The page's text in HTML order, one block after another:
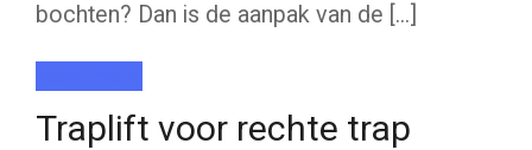
bochten? Dan is de aanpak van de [...]
Traplift voor rechte trap